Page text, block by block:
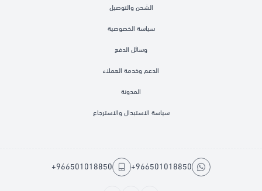
الشحن والتوصيل
سياسة الخصوصية
وسائل الدفع
الدعم وخدمة العملاء
المدونة
سياسة الاستبدال والاسترجاع
+966501018850
+966501018850